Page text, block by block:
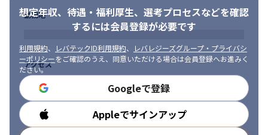
・チャレンジャーな方
想定年収、待遇・福利厚生、 選考プロセスなどを確認
するには会員登録が必要です
利用規約、 レバテックID利用規約、
レバレジーズグループ・プライバシ
ーポリシーをご確認のうえ、同意いただける場合は会員登録へお進みく
ださい。
Googleで登録
Appleでサインアップ
勤務地
アクセス
勤務時間